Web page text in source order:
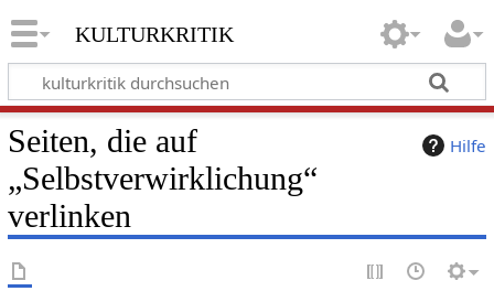
kulturkritik
Hilfe
Seiten, die auf
„Selbstverwirklichung“
verlinken